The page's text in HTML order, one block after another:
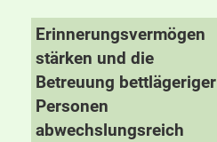
Erinnerungsvermögen
stärken und die
Betreuung bettlägeriger
Personen
abwechslungsreich